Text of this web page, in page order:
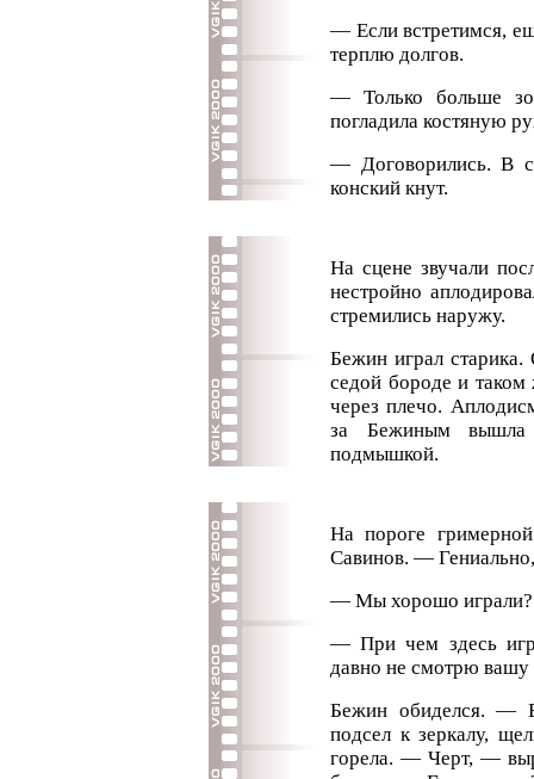
— Если встретимся,
терплю долгов.
— Только больше
погладила костяную
— Договорились. В
конский кнут.
На сцене звучали
нестройно
стремились наружу.
Бежин играл
седой бороде и
через плечо.
за Бежиным вышла
подмышкой.
На пороге
Савинов. —
— Мы хорошо
— При чем здесь
давно не смотрю вашу
Бежин обиделся. —
подсел к зеркалу,
горела. — Черт, —